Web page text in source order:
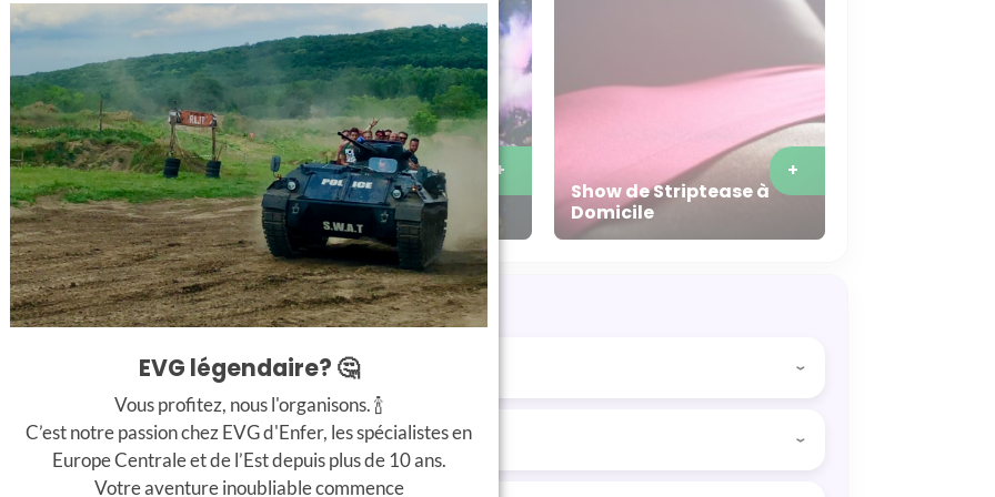
en Char d’Assaut
+
Boîte et Bouteilles
+
Show de Striptease à
Domicile
+
enterrement de vie de garçon à Bratislava ?
parfaite pour découvrir la vie nocturne locale, goûter aux meilleures bières de la ville et
à votre hébergement ou dans le centre-ville.
EVG légendaire? 🤔
Vous profitez, nous l'organisons. 🍾
C’est notre passion chez EVG d'Enfer, les spécialistes en
Europe Centrale et de l’Est depuis plus de 10 ans.
Votre aventure inoubliable commence